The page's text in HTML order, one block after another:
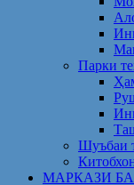
Парки
Шуъбаи
МАРКАЗИ